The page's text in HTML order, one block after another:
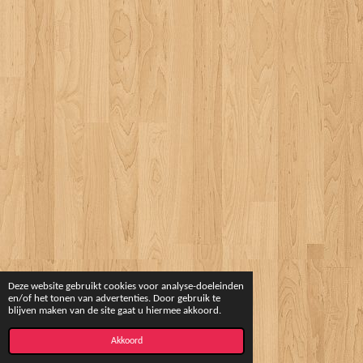
Deze website gebruikt cookies voor analyse-doeleinden
en/of het tonen van advertenties. Door gebruik te
blijven maken van de site gaat u hiermee akkoord.
Akkoord